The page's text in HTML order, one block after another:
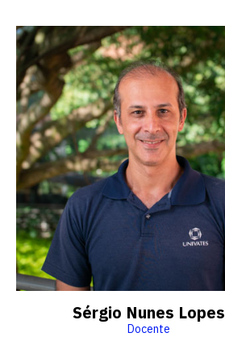
Sérgio Nunes Lopes
Docente